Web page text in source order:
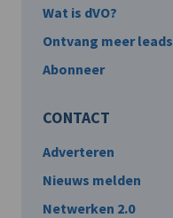
Wat is dVO?
Ontvang meer leads
Abonneer
CONTACT
Adverteren
Nieuws melden
Netwerken 2.0